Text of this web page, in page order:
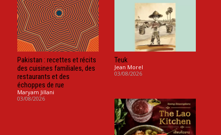
Pakistan : recettes et récits
des cuisines familiales, des
restaurants et des
échoppes de rue
Maryam Jillani
03/08/2026
Teuk
Jean Morel
03/08/2026